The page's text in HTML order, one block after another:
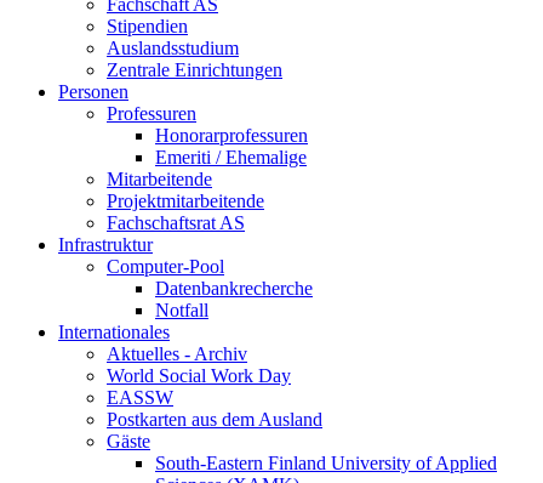
Stipendien
Auslandsstudium
Zentrale Einrichtungen
Personen
Professuren
Honorarprofessuren
Emeriti / Ehemalige
Mitarbeitende
Projektmitarbeitende
Fachschaftsrat AS
Infrastruktur
Computer-Pool
Datenbankrecherche
Notfall
Internationales
Aktuelles - Archiv
World Social Work Day
EASSW
Postkarten aus dem Ausland
Gäste
South-Eastern Finland University of Applied